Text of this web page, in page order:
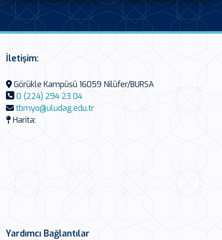
İletişim:
Görükle Kampüsü 16059 Nilüfer/BURSA
0 (224) 294 23 04
tbmyo@uludag.edu.tr
Harita:
Yardımcı Bağlantılar